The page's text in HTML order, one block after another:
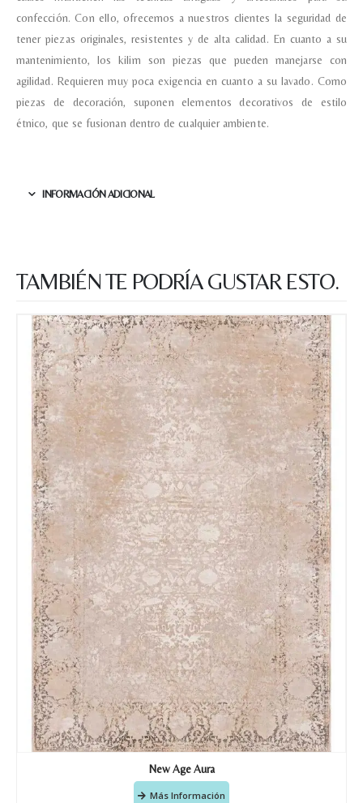
confección. Con ello, ofrecemos a nuestros clientes la seguridad de
tener piezas originales, resistentes y de alta calidad. En cuanto a su
mantenimiento, los kilim son piezas que pueden manejarse con
agilidad. Requieren muy poca exigencia en cuanto a su lavado. Como
piezas de decoración, suponen elementos decorativos de estilo
étnico, que se fusionan dentro de cualquier ambiente.
INFORMACIÓN ADICIONAL
TAMBIÉN TE PODRÍA GUSTAR ESTO.
New Age Aura
Más Información
Nombre y apellido
Correo electronico
Nombre y Referencia del producto*
Acuerdo RGPD*
Doy mi consentimiento para que
esta web almacene la
información que envío para que
puedan responder a mi petición.
Recibir mi oferta